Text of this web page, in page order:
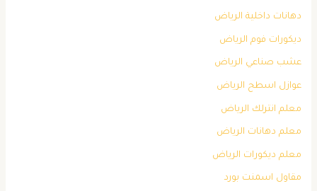
دهانات داخلية الرياض
ديكورات فوم الرياض
عشب صناعي الرياض
عوازل اسطح الرياض
معلم انترلك الرياض
معلم دهانات الرياض
معلم ديكورات الرياض
مقاول اسمنت بورد